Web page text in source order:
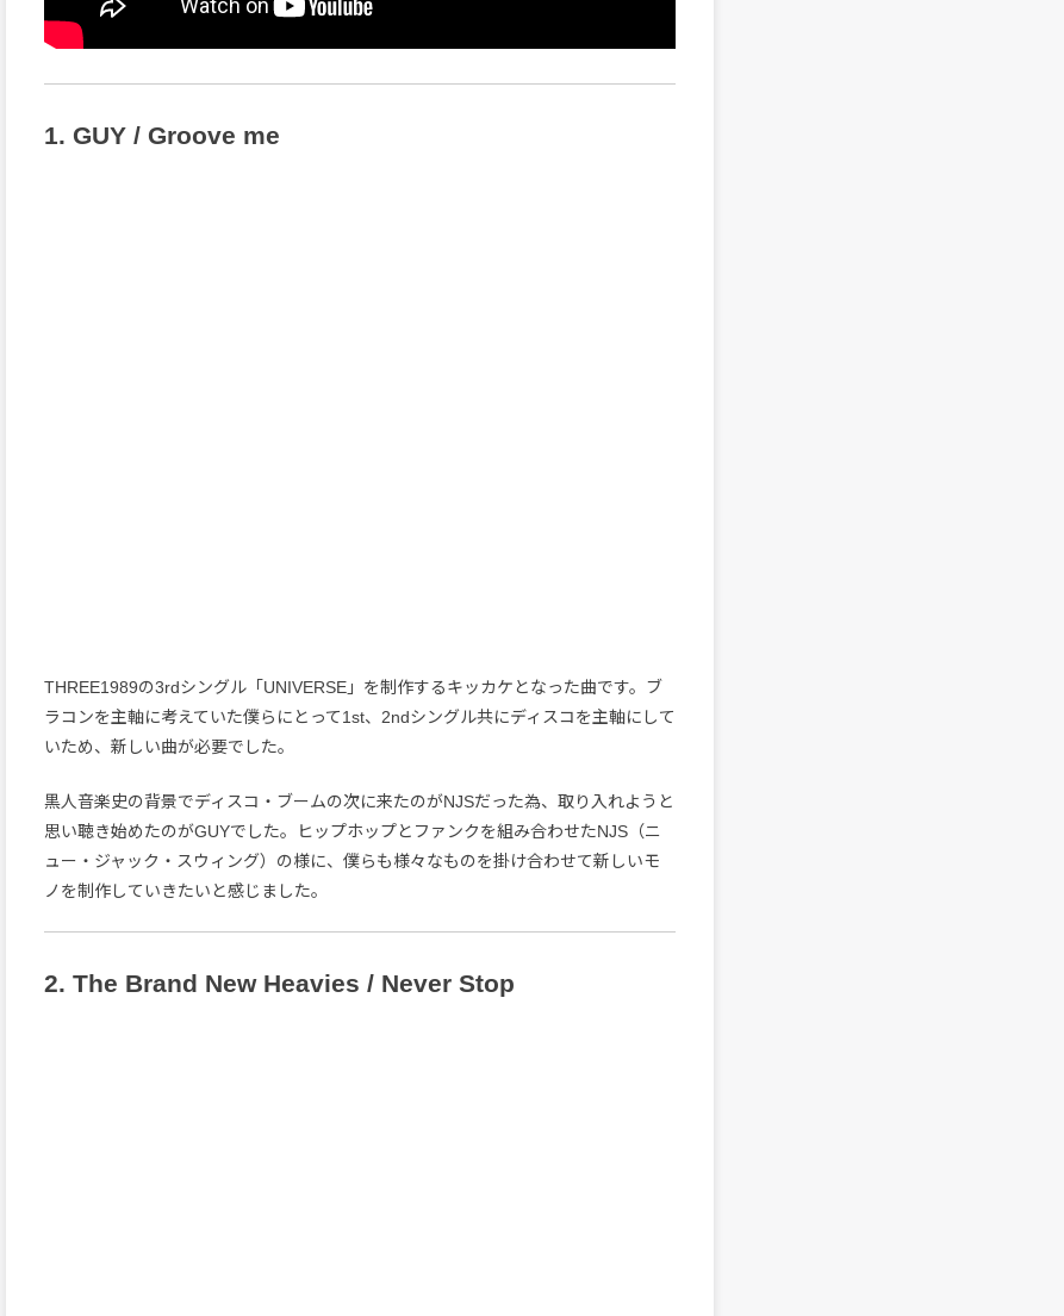
1. GUY / Groove me
THREE1989の3rdシングル「UNIVERSE」を制作するキッカケとなった曲です。ブ
ラコンを主軸に考えていた僕らにとって1st、2ndシングル共にディスコを主軸にして
いため、新しい曲が必要でした。
黒人音楽史の背景でディスコ・ブームの次に来たのがNJSだった為、取り入れようと
思い聴き始めたのがGUYでした。ヒップホップとファンクを組み合わせたNJS（ニ
ュー・ジャック・スウィング）の様に、僕らも様々なものを掛け合わせて新しいモ
ノを制作していきたいと感じました。
2. The Brand New Heavies / Never Stop